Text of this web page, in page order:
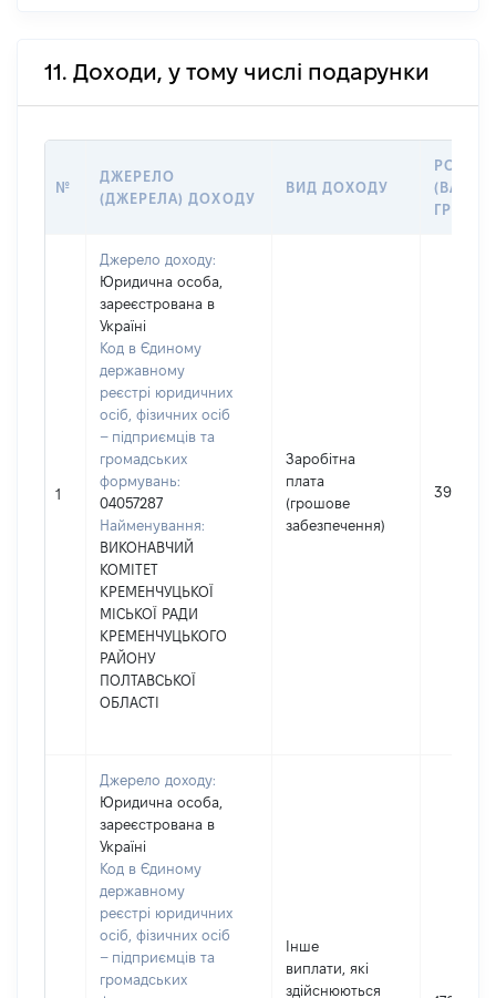
11. Доходи, у тому числі подарунки
№
ДЖЕРЕЛО
(ДЖЕРЕЛА) ДОХОДУ
ВИД ДОХОДУ
РОЗМІР
ГРН
1
Джерело доходу:
Юридична особа,
зареєстрована в
Україні
Код в Єдиному
державному
реєстрі юридичних
осіб, фізичних осіб
– підприємців та
громадських
формувань:
04057287
Найменування:
ВИКОНАВЧИЙ
КОМІТЕТ
КРЕМЕНЧУЦЬКОЇ
МІСЬКОЇ РАДИ
КРЕМЕНЧУЦЬКОГО
РАЙОНУ
ПОЛТАВСЬКОЇ
ОБЛАСТІ
Заробітна
плата
(грошове
забезпечення)
391137
Джерело доходу:
Юридична особа,
зареєстрована в
Україні
Код в Єдиному
державному
реєстрі юридичних
осіб, фізичних осіб
– підприємців та
громадських
Інше
виплати, які
здійснюються